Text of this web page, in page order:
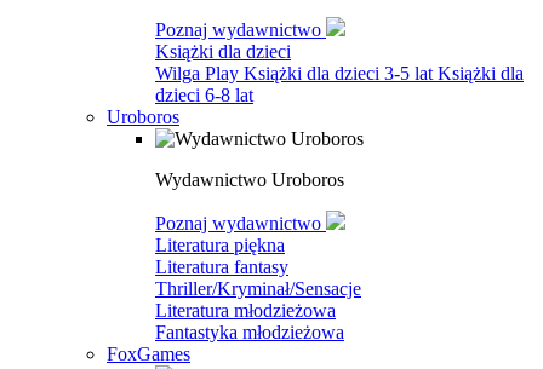
Poznaj wydawnictwo
Książki dla dzieci
Wilga Play Książki dla dzieci 3-5 lat Książki dla
dzieci 6-8 lat
Uroboros
Wydawnictwo Uroboros
Poznaj wydawnictwo
Literatura piękna
Literatura fantasy
Thriller/Kryminał/Sensacje
Literatura młodzieżowa
Fantastyka młodzieżowa
FoxGames